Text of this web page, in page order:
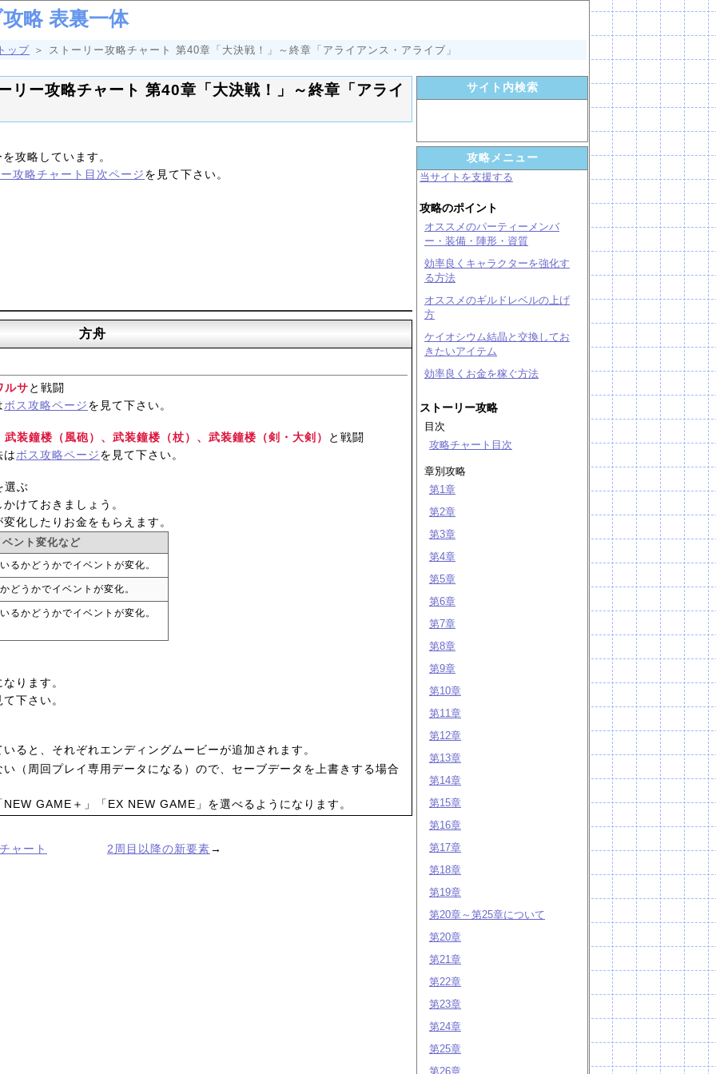
略 表裏一体
ップ ＞ ストーリー攻略チャート 第40章「大決戦！」～終章「アライアンス・アライブ」
リー攻略チャート 第40章「大決戦！」～終章「アライ
攻略しています。
攻略チャート目次ページを見て下さい。
方舟
ルサと戦闘
ボス攻略ページを見て下さい。
装鐘楼（風砲）、武装鐘楼（杖）、武装鐘楼（剣・大剣）
と戦闘
はボス攻略ページを見て下さい。
選ぶ
けておきましょう。
化したりお金をもらえます。
ベント変化など
るかどうかでイベントが変化。
どうかでイベントが変化。
るかどうかでイベントが変化。
ります。
下さい。
ると、それぞれエンディングムービーが追加されます。
（周回プレイ専用データになる）ので、セーブデータを上書きする場合
GAME＋」「EX NEW GAME」を選べるようになります。
ャート 2周目以降の新要素→
サイト内検索
攻略メニュー
当サイトを支援する
攻略のポイント
オススメのパーティーメンバ
ー・装備・陣形・資質
効率良くキャラクターを強化す
る方法
オススメのギルドレベルの上げ
方
ケイオシウム結晶と交換してお
きたいアイテム
効率良くお金を稼ぐ方法
ストーリー攻略
目次
攻略チャート目次
章別攻略
第1章
第2章
第3章
第4章
第5章
第6章
第7章
第8章
第9章
第10章
第11章
第12章
第13章
第14章
第15章
第16章
第17章
第18章
第19章
第20章～第25章について
第20章
第21章
第22章
第23章
第24章
第25章
第26章